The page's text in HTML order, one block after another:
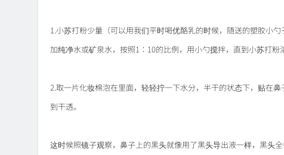
1.小苏打粉少量（可以用我们平时喝优酪乳的时候，随送的塑胶小
加纯净水或矿泉水，按照1：10的比例，用小勺搅拌，直到小苏打粉
2.取一片化妆棉泡在里面，轻轻拧一下水分，半干的状态下，贴在
到干透。
这时候照镜子观察，鼻子上的黑头就像用了黑头导出液一样，黑头